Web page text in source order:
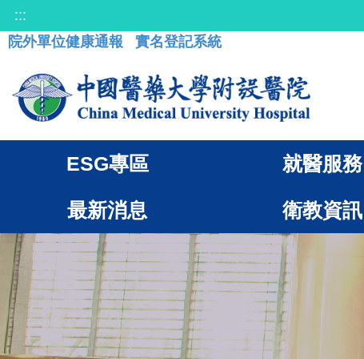
:::
院外單位健康通報
實名登記系統
ESG專區 就醫服務
最新消息 衛教資訊